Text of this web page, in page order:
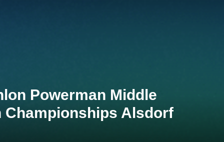
Powerman Middle
Championships Alsdorf